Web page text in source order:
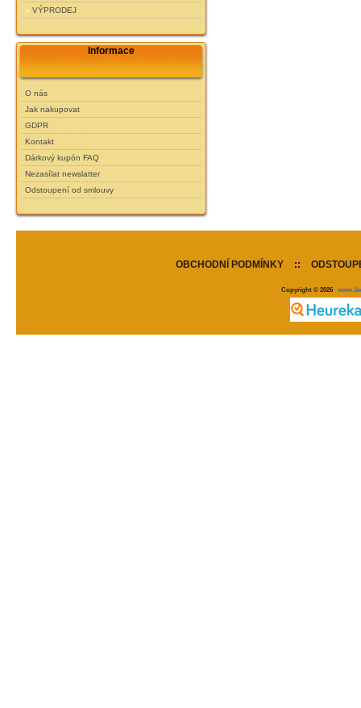
VÝPRODEJ
Informace
O nás
Jak nakupovat
GDPR
Kontakt
Dárkový kupón FAQ
Nezasílat newslatter
Odstoupení od smlouvy
OBCHODNÍ PODMÍNKY ::
Copyright © 2026